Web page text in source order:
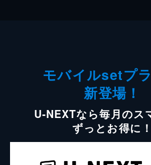
モバイルsetプ
新登場！
U-NEXTなら毎月のス
ずっとお得に！